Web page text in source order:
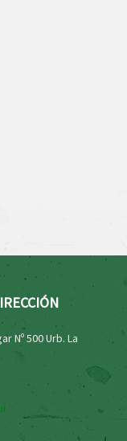
Nº 500 Urb. La